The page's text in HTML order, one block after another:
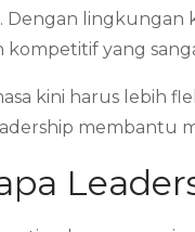
Dengan lingkungan
kompetitif yang
kini harus lebih
membantu